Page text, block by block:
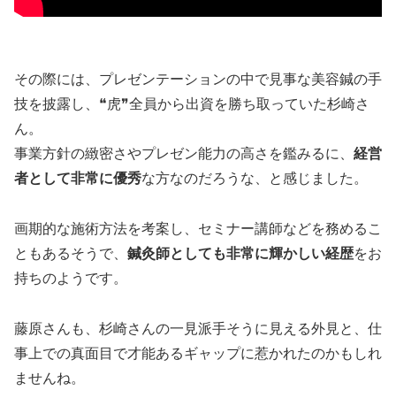
その際には、プレゼンテーションの中で見事な美容鍼の手
技を披露し、❝虎❞全員から出資を勝ち取っていた杉崎さ
ん。
事業方針の緻密さやプレゼン能力の高さを鑑みるに、 経営
者として非常に優秀な方なのだろうな、と感じました。
画期的な施術方法を考案し、セミナー講師などを務めるこ
ともあるそうで、 鍼灸師としても非常に輝かしい経歴をお
持ちのようです。
藤原さんも、杉崎さんの一見派手そうに見える外見と、仕
事上での真面目で才能あるギャップに惹かれたのかもしれ
ませんね。